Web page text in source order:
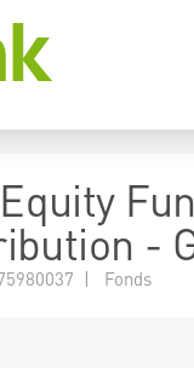
-
| Fonds